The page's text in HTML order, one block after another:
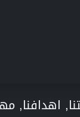
اهدافنا,